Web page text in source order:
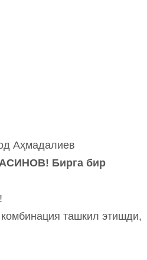
Аҳмадалиев
Бирга бир
ташкил этишди,